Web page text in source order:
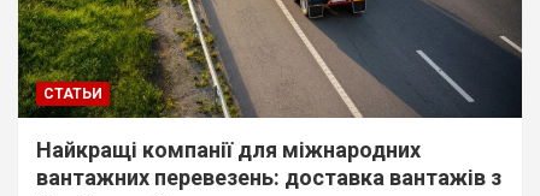
СТАТЬИ
Найкращі компанії для міжнародних
вантажних перевезень: доставка вантажів з